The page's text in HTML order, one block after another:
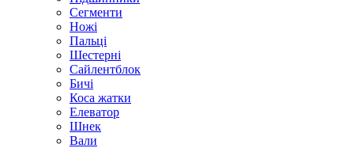
Сегменти
Ножі
Пальці
Шестерні
Сайлентблок
Бичі
Коса жатки
Елеватор
Шнек
Вали